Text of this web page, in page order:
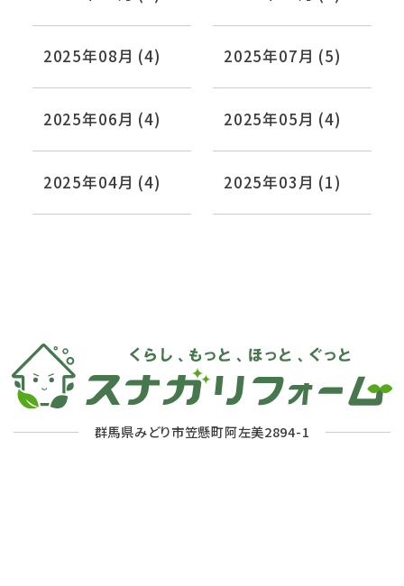
2025年08月 (4) 2025年07月 (5)
2025年06月 (4) 2025年05月 (4)
2025年04月 (4) 2025年03月 (1)
群馬県みどり市笠懸町阿左美2894-1